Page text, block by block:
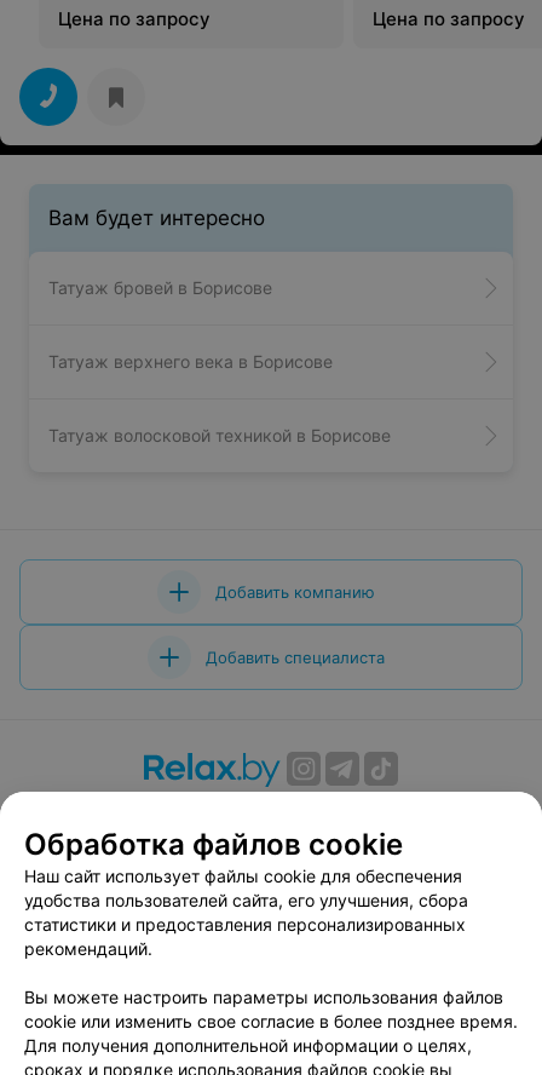
Цена по запросу
Цена по запросу
Вам будет интересно
Татуаж бровей в Борисове
Татуаж верхнего века в Борисове
Татуаж волосковой техникой в Борисове
Добавить компанию
Добавить специалиста
Вакансии
Публичный договор
Способы оплаты
Публичный договор по использованию сервиса
«Афиша»
Пользовательское соглашение
Связаться по вопросам сотрудничества
Написать руководителю relax.by
Персональные настройки cookie
Обработка файлов cookie
Наш сайт использует файлы cookie для обеспечения
удобства пользователей сайта, его улучшения, сбора
статистики и предоставления персонализированных
рекомендаций.
Вы можете настроить параметры использования файлов
cookie или изменить свое согласие в более позднее время.
Для получения дополнительной информации о целях,
сроках и порядке использования файлов cookie вы